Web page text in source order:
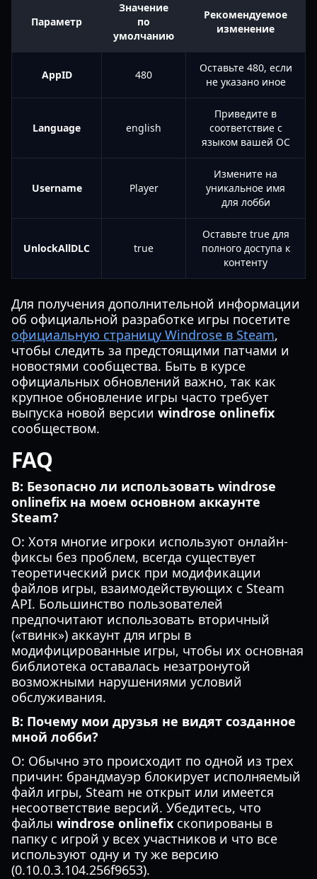
Параметр
Значение
по
умолчанию
Рекомендуемое
изменение
AppID 480
Оставьте 480, если
не указано иное
Language english
Приведите в
соответствие с
языком вашей ОС
Username Player
Измените на
уникальное имя
для лобби
UnlockAllDLC true
Оставьте true для
полного доступа к
контенту
Для получения дополнительной информации
об официальной разработке игры посетите
официальную страницу Windrose в Steam,
чтобы следить за предстоящими патчами и
новостями сообщества. Быть в курсе
официальных обновлений важно, так как
крупное обновление игры часто требует
выпуска новой версии windrose onlinefix
сообществом.
FAQ
В: Безопасно ли использовать windrose
onlinefix на моем основном аккаунте
Steam?
О: Хотя многие игроки используют онлайн-
фиксы без проблем, всегда существует
теоретический риск при модификации
файлов игры, взаимодействующих с Steam
API. Большинство пользователей
предпочитают использовать вторичный
(«твинк») аккаунт для игры в
модифицированные игры, чтобы их основная
библиотека оставалась незатронутой
возможными нарушениями условий
обслуживания.
В: Почему мои друзья не видят созданное
мной лобби?
О: Обычно это происходит по одной из трех
причин: брандмауэр блокирует исполняемый
файл игры, Steam не открыт или имеется
несоответствие версий. Убедитесь, что
файлы windrose onlinefix скопированы в
папку с игрой у всех участников и что все
используют одну и ту же версию
(0.10.0.3.104.256f9653).